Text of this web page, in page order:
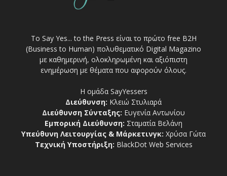
Το Say Yes... to the Press είναι το πρώτο free Β2Η
(Business to Human) πολυθεματικό Digital Magazino
με καθημερινή, ολοκληρωμένη και αξιόπιστη
ενημέρωση με θέματα που αφορούν όλους.
Η ομάδα SayYessers
Διεύθυνση: Κλειώ Στυλιαρά
Διεύθυνση Σύνταξης: Ευγενία Αντωνίου
Εμπορική Διεύθυνση: Σταματία Βελάνη
Υπεύθυνη Λειτουργίας & Μάρκετινγκ: Χρύσα Γώτα
Τεχνική Υποστήριξη: BlackDot Web Services